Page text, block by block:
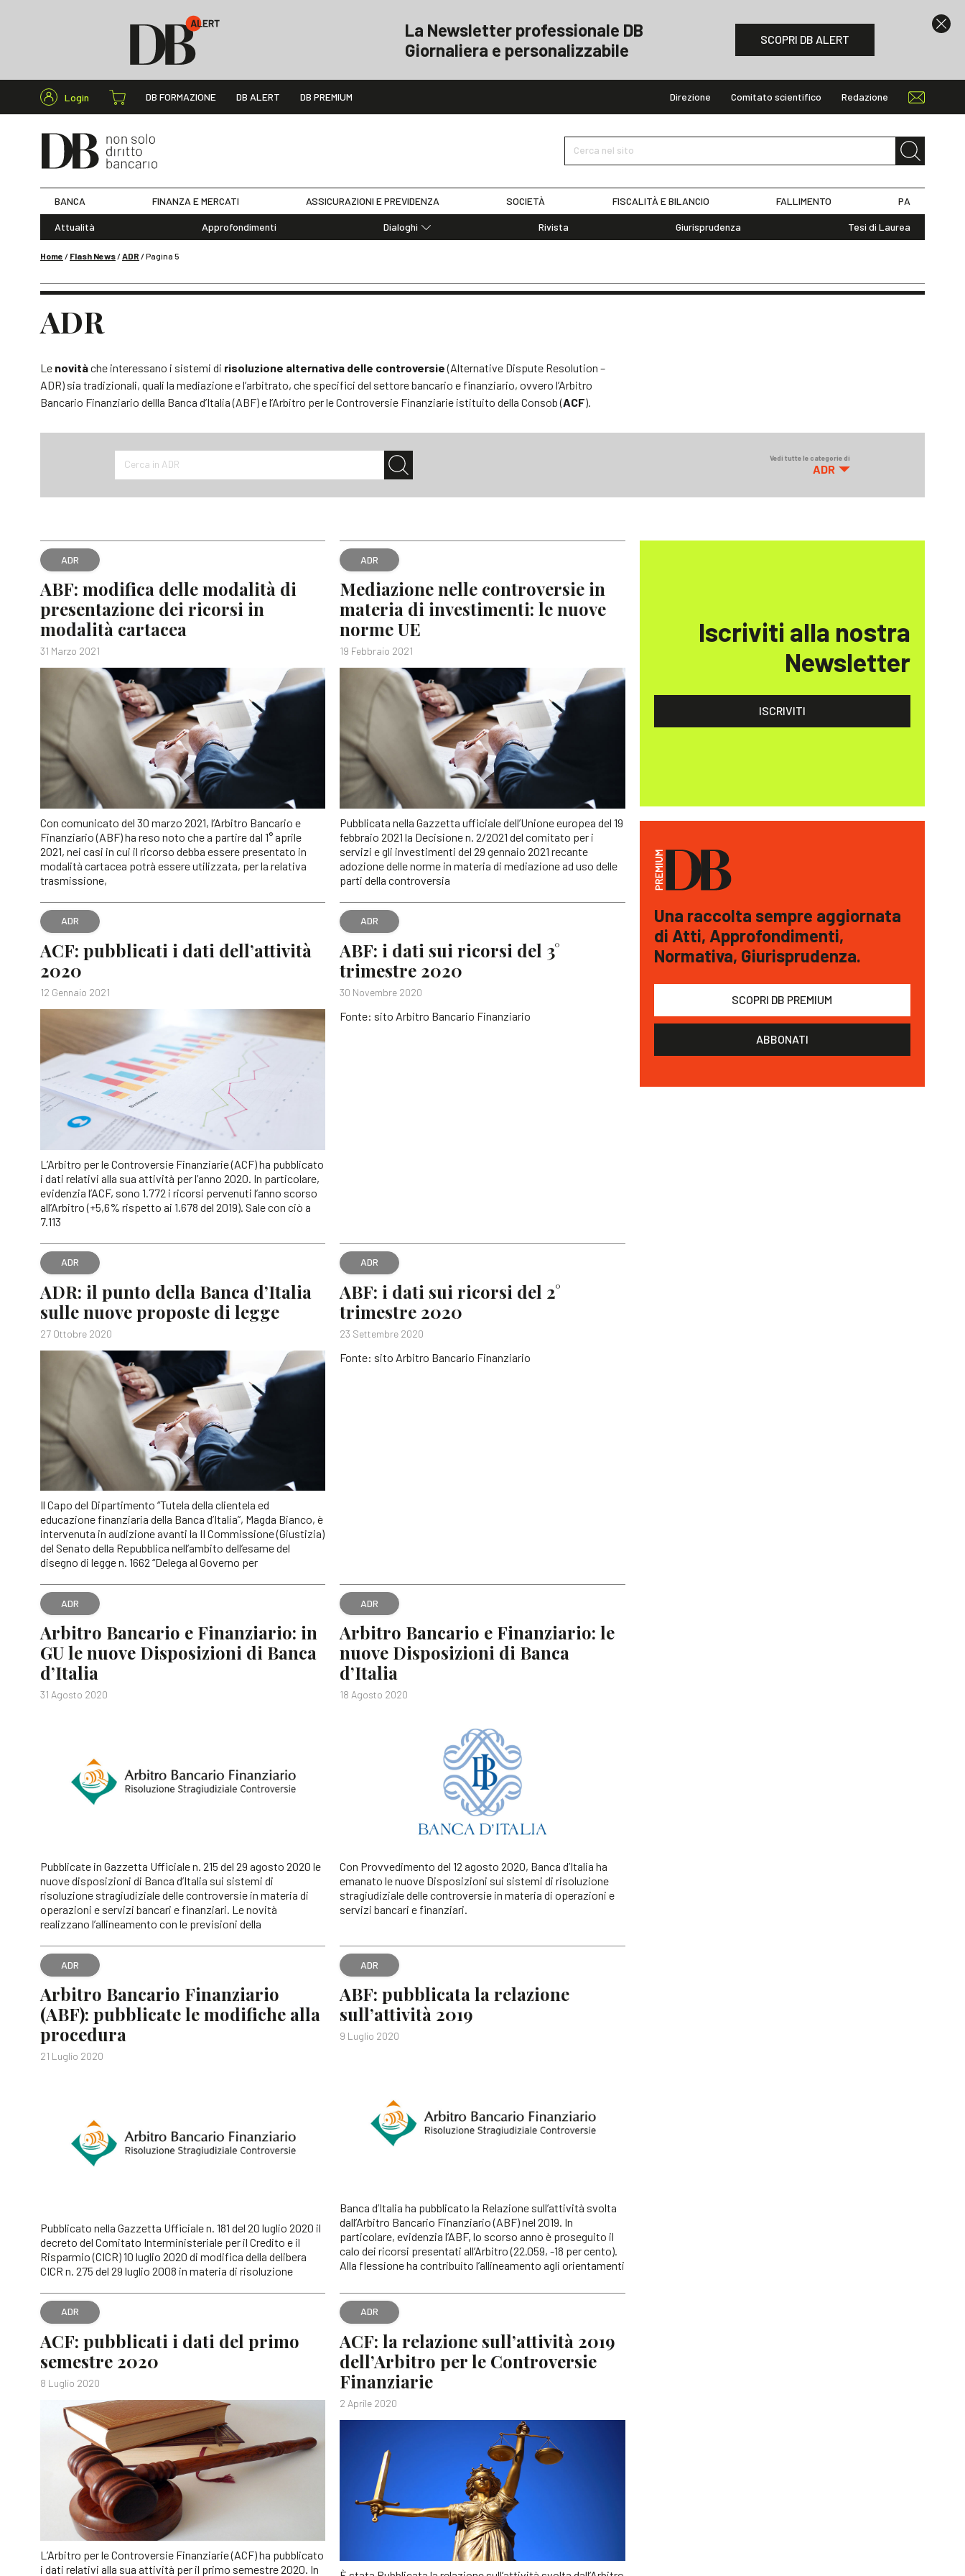
La Newsletter professionale DB
Giornaliera e personalizzabile
SCOPRI DB ALERT
Login DB FORMAZIONE DB ALERT DB PREMIUM Direzione Comitato scientifico Redazione
Cerca nel sito
BANCA FINANZA E MERCATI ASSICURAZIONI E PREVIDENZA SOCIETÀ FISCALITÀ E BILANCIO FALLIMENTO PA
Attualità Approfondimenti
Dialoghi
Articoli
Rivista Giurisprudenza Tesi di Laurea
Home / Flash News/ADR /Pagina 5
ADR
Le novitàche interessano i sistemi di risoluzione alternativa delle controversie(Alternative Dispute Resolution –
ADR) sia tradizionali, quali la mediazione e l’arbitrato, che specifici del settore bancario e finanziario, ovvero l’Arbitro
Bancario Finanziario dellla Banca d’Italia (ABF) e l’Arbitro per le Controversie Finanziarie istituito della Consob (ACF).
Cerca in ADR Vedi tutte le categorie di
ADR
ADR
ABF: modifica delle modalità di
presentazione dei ricorsi in
modalità cartacea
31 Marzo 2021
Con comunicato del 30 marzo 2021, l’Arbitro Bancario e
Finanziario (ABF) ha reso noto che a partire dal 1° aprile
2021, nei casi in cui il ricorso debba essere presentato in
modalità cartacea potrà essere utilizzata, per la relativa
trasmissione,
ADR
Mediazione nelle controversie in
materia di investimenti: le nuove
norme UE
19 Febbraio 2021
Pubblicata nella Gazzetta ufficiale dell’Unione europea del 19
febbraio 2021 la Decisione n. 2/2021 del comitato per i
servizi e gli investimenti del 29 gennaio 2021 recante
adozione delle norme in materia di mediazione ad uso delle
parti della controversia
ADR
ACF: pubblicati i dati dell’attività
2020
12 Gennaio 2021
L’Arbitro per le Controversie Finanziarie (ACF) ha pubblicato
i dati relativi alla sua attività per l’anno 2020. In particolare,
evidenzia l’ACF, sono 1.772 i ricorsi pervenuti l’anno scorso
all’Arbitro (+5,6% rispetto ai 1.678 del 2019). Sale con ciò a
7.113
ADR
ABF: i dati sui ricorsi del 3°
trimestre 2020
30 Novembre 2020
Fonte: sito Arbitro Bancario Finanziario
ADR
ADR: il punto della Banca d’Italia
sulle nuove proposte di legge
27 Ottobre 2020
Il Capo del Dipartimento “Tutela della clientela ed
educazione finanziaria della Banca d’Italia”, Magda Bianco, è
intervenuta in audizione avanti la II Commissione (Giustizia)
del Senato della Repubblica nell’ambito dell’esame del
disegno di legge n. 1662 “Delega al Governo per
ADR
ABF: i dati sui ricorsi del 2°
trimestre 2020
23 Settembre 2020
Fonte: sito Arbitro Bancario Finanziario
ADR
Arbitro Bancario e Finanziario: in
GU le nuove Disposizioni di Banca
d’Italia
31 Agosto 2020
Pubblicate in Gazzetta Ufficiale n. 215 del 29 agosto 2020 le
nuove disposizioni di Banca d’Italia sui sistemi di
risoluzione stragiudiziale delle controversie in materia di
operazioni e servizi bancari e finanziari. Le novità
realizzano l’allineamento con le previsioni della
ADR
Arbitro Bancario e Finanziario: le
nuove Disposizioni di Banca
d’Italia
18 Agosto 2020
Con Provvedimento del 12 agosto 2020, Banca d’Italia ha
emanato le nuove Disposizioni sui sistemi di risoluzione
stragiudiziale delle controversie in materia di operazioni e
servizi bancari e finanziari.
ADR
Arbitro Bancario Finanziario
(ABF): pubblicate le modifiche alla
procedura
21 Luglio 2020
Pubblicato nella Gazzetta Ufficiale n. 181 del 20 luglio 2020 il
decreto del Comitato Interministeriale per il Credito e il
Risparmio (CICR) 10 luglio 2020 di modifica della delibera
CICR n. 275 del 29 luglio 2008 in materia di risoluzione
ADR
ABF: pubblicata la relazione
sull’attività 2019
9 Luglio 2020
Banca d’Italia ha pubblicato la Relazione sull’attività svolta
dall’Arbitro Bancario Finanziario (ABF) nel 2019. In
particolare, evidenzia l’ABF, lo scorso anno è proseguito il
calo dei ricorsi presentati all’Arbitro (22.059, -18 per cento).
Alla flessione ha contribuito l’allineamento agli orientamenti
ADR
ACF: pubblicati i dati del primo
semestre 2020
8 Luglio 2020
L’Arbitro per le Controversie Finanziarie (ACF) ha pubblicato
i dati relativi alla sua attività per il primo semestre 2020. In
ADR
ACF: la relazione sull’attività 2019
dell’Arbitro per le Controversie
Finanziarie
2 Aprile 2020
Iscriviti alla nostra
Newsletter
ISCRIVITI
Una raccolta sempre aggiornata
di Atti, Approfondimenti,
Normativa, Giurisprudenza.
SCOPRI DB PREMIUM
ABBONATI